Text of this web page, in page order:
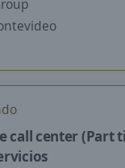
call center (Part